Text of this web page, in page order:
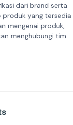
dari brand serta
produk yang tersedia
mengenai produk,
menghubungi tim